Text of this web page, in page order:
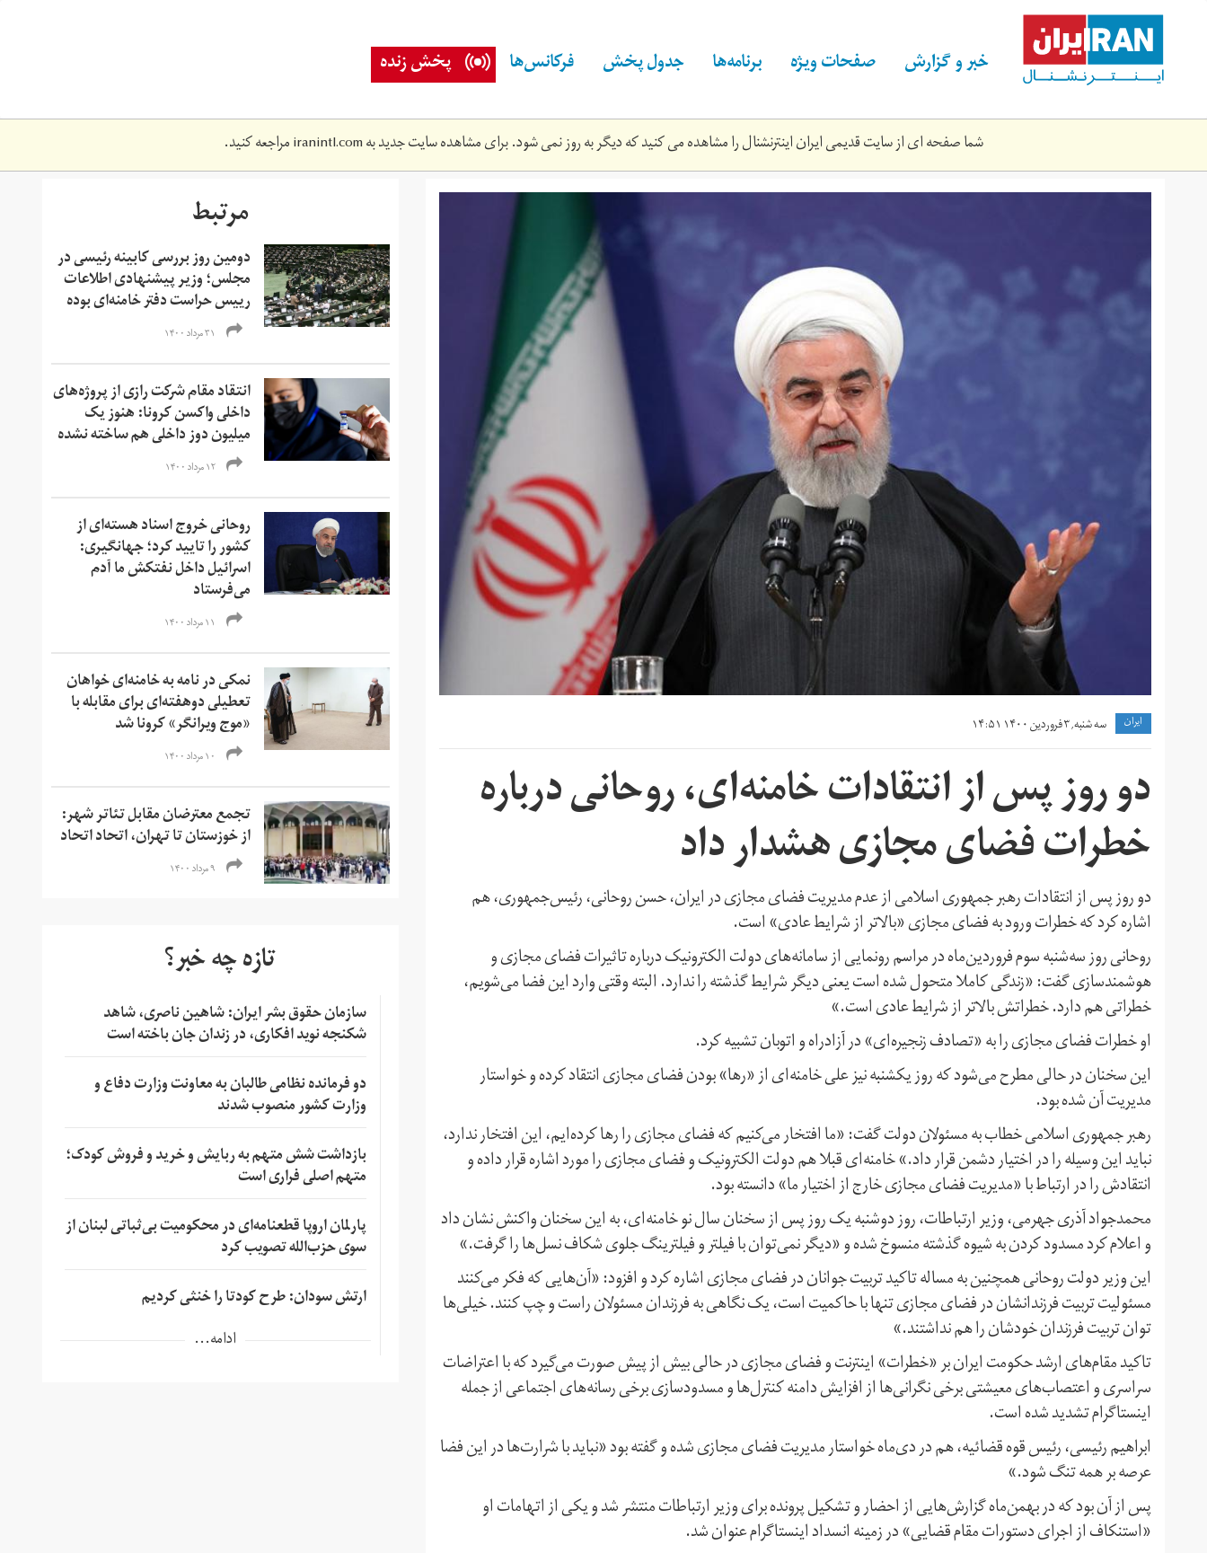
content خبر و گزارش صفحات ویژه برنامه‌ها جدول پخش فرکانس‌ها پخش زنده
شما صفحه ای از سایت قدیمی ایران اینترنشنال را مشاهده می کنید که دیگر به روز نمی شود. برای مشاهده سایت جدید بهiranintl.comمراجعه کنید.
rwhny_47.jpg
ايران سه شنبه, ۳ فروردین ۱۴۰۰ ۱۴:۵۱
دو روز پس از انتقادات خامنه‌ای، روحانی درباره
خطرات فضای مجازی هشدار داد
دو روز پس از انتقادات رهبر جمهوری اسلامی از عدم مدیریت فضای مجازی در ایران، حسن روحانی،‌ رئیس‌جمهوری، هم
اشاره کرد که خطرات ورود به فضای مجازی «بالاتر از شرایط عادی» است.
روحانی روز سه‌شنبه سوم فروردین‌ماه در مراسم رونمایی از سامانه‌های دولت الکترونیک درباره تاثیرات فضای مجازی و
هوشمندسازی گفت: «زندگی کاملا متحول شده است یعنی دیگر شرایط گذشته را ندارد. البته وقتی وارد این فضا می‌شویم،
خطراتی هم دارد. خطراتش بالاتر از شرایط عادی است.»
او خطرات فضای مجازی را به «تصادف زنجیره‌ای» در آزادراه و اتوبان تشبیه کرد.
این سخنان در حالی مطرح می‌شود که روز یکشنبه نیز علی خامنه‌ای از «رها» بودن فضای مجازی انتقاد کرده و خواستار
مدیریت آن شده بود.
رهبر جمهوری اسلامی خطاب به مسئولان دولت گفت: «ما افتخار می‌کنیم که فضای مجازی را رها کرده‌ایم، این افتخار ندارد،
نباید این وسیله را در اختیار دشمن قرار داد.» خامنه‌ای قبلا هم دولت الکترونیک و فضای مجازی را مورد اشاره قرار داده و
انتقادش را در ارتباط با «مدیریت فضای مجازی خارج از اختیار ما» دانسته بود.
محمدجواد آذری جهرمی، وزیر ارتباطات،‌ روز دوشنبه یک روز پس از سخنان سال نو خامنه‌ای، به این سخنان واکنش نشان داد
و اعلام کرد مسدود کردن به شیوه گذشته منسوخ شده و «دیگر نمی‌توان با فیلتر و فیلترینگ جلوی شکاف نسل‌ها را گرفت.»
این وزیر دولت روحانی همچنین به مساله تاکید تربیت جوانان در فضای مجازی اشاره کرد و افزود: «آن‌هایی که فکر می‌کنند
مسئولیت تربیت فرزندانشان در فضای مجازی تنها با حاکمیت است، یک نگاهی به فرزندان مسئولان راست و چپ کنند. خیلی‌ها
توان تربیت فرزندان خودشان را هم نداشتند.»
تاکید مقام‌های ارشد حکومت ایران بر «خطرات» اینترنت و فضای مجازی در حالی بیش از پیش صورت می‌گیرد که با اعتراضات
سراسری و اعتصاب‌های معیشتی برخی نگرانی‌ها از افزایش دامنه کنترل‌ها و مسدودسازی برخی رسانه‌های اجتماعی از جمله
اینستاگرام تشدید شده است.
ابراهیم رئیسی،‌ رئیس قوه قضائیه،‌ هم در دی‌ماه خواستار مدیریت فضای مجازی شده و گفته بود «نباید با شرارت‌ها در این فضا
عرصه بر همه تنگ شود.»
پس از آن بود که در بهمن‌ماه گزارش‌هایی از احضار و تشکیل پرونده برای وزیر ارتباطات منتشر شد و یکی از اتهامات او
«استنکاف از اجرای دستورات مقام قضایی» در زمینه انسداد اینستاگرام عنوان شد.
مرتبط
دومین روز بررسی کابینه رئیسی در
مجلس؛ وزیر پیشنهادی اطلاعات
رییس حراست دفتر خامنه‌ای بوده
۳۱ مرداد ۱۴۰۰
انتقاد مقام شرکت رازی از پروژه‌های
داخلی واکسن کرونا: هنوز یک
میلیون دوز داخلی هم ساخته نشده
۱۲ مرداد ۱۴۰۰
روحانی خروج اسناد هسته‌ای از
کشور را تایید کرد؛ جهانگیری:
اسرائیل داخل نفتکش ما آدم
می‌فرستاد
۱۱ مرداد ۱۴۰۰
نمکی در نامه به خامنه‌ای خواهان
تعطیلی دو‌هفته‌ای برای مقابله با
«‌موج ویرانگر» کرونا شد
۱۰ مرداد ۱۴۰۰
تجمع معترضان مقابل تئاتر شهر:
از خوزستان تا تهران، اتحاد اتحاد
۹ مرداد ۱۴۰۰
تازه چه خبر؟
سازمان حقوق بشر ایران: شاهین ناصری، شاهد
شکنجه نوید افکاری، در زندان جان باخته است
دو فرمانده نظامی طالبان به معاونت وزارت دفاع و
وزارت کشور منصوب شدند
بازداشت شش متهم به ربایش و خرید و فروش کودک؛
متهم اصلی فراری است
پارلمان اروپا قطعنامه‌ای در محکومیت بی‌ثباتی لبنان از
سوی حزب‌الله تصویب کرد
ارتش سودان: طرح کودتا را خنثی کردیم
ادامه...